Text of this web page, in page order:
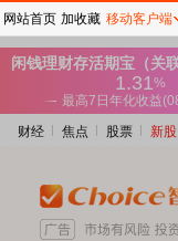
财经 焦点 股票 新股
网站首页 加收藏 移动客户端